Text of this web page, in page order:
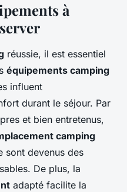
à
réussie, il est essentiel
équipements camping
influent
durant le séjour. Par
et bien entretenus,
camping
sont devenus des
De plus, la
adapté facilite la